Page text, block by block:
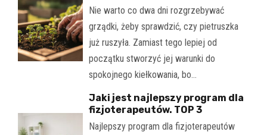
Nie warto co dwa dni rozgrzebywać
grządki, żeby sprawdzić, czy pietruszka
już ruszyła. Zamiast tego lepiej od
początku stworzyć jej warunki do
spokojnego kiełkowania, bo…
Jaki jest najlepszy program dla
fizjoterapeutów. TOP 3
Najlepszy program dla fizjoterapeutów